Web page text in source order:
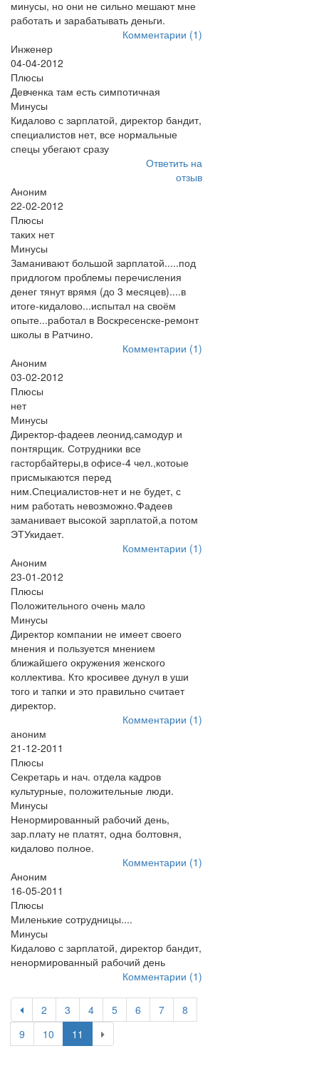
минусы, но они не сильно мешают мне
работать и зарабатывать деньги.
Комментарии (1)
Инженер
04-04-2012
Плюсы
Девченка там есть симпотичная
Минусы
Кидалово с зарплатой, директор бандит,
специалистов нет, все нормальные
спецы убегают сразу
Ответить на
отзыв
Аноним
22-02-2012
Плюсы
таких нет
Минусы
Заманивают большой зарплатой.....под
придлогом проблемы перечисления
денег тянут врямя (до 3 месяцев)....в
итоге-кидалово...испытал на своём
опыте...работал в Воскресенске-ремонт
школы в Ратчино.
Комментарии (1)
Аноним
03-02-2012
Плюсы
нет
Минусы
Директор-фадеев леонид,самодур и
понтярщик. Сотрудники все
гасторбайтеры,в офисе-4 чел.,котоые
присмыкаются перед
ним.Специалистов-нет и не будет, с
ним работать невозможно.Фадеев
заманивает высокой зарплатой,а потом
ЭТУкидает.
Комментарии (1)
Аноним
23-01-2012
Плюсы
Положительного очень мало
Минусы
Директор компании не имеет своего
мнения и пользуется мнением
ближайшего окружения женского
коллектива. Кто кросивее дунул в уши
того и тапки и это правильно считает
директор.
Комментарии (1)
аноним
21-12-2011
Плюсы
Секретарь и нач. отдела кадров
культурные, положительные люди.
Минусы
Ненормированный рабочий день,
зар.плату не платят, одна болтовня,
кидалово полное.
Комментарии (1)
Аноним
16-05-2011
Плюсы
Миленькие сотрудницы....
Минусы
Кидалово с зарплатой, директор бандит,
ненормированный рабочий день
Комментарии (1)
2 3 4 5 6 7
8
9
10 11